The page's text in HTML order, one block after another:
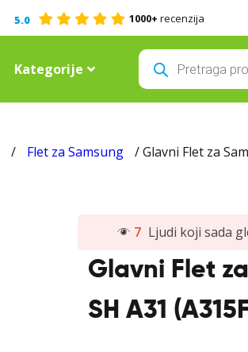
5.0 1000+ recenzija
Kategorije
Products
search
/ Flet za Samsung / Glavni Flet za
7 Ljudi koji sada
Glavni Flet
SH A31